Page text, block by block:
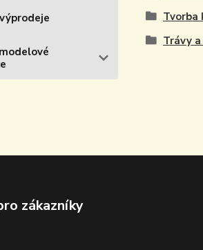
Tvorba
Trávy
zákazníky